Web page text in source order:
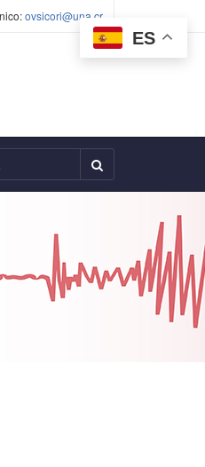
ovsicori@una.cr
ES